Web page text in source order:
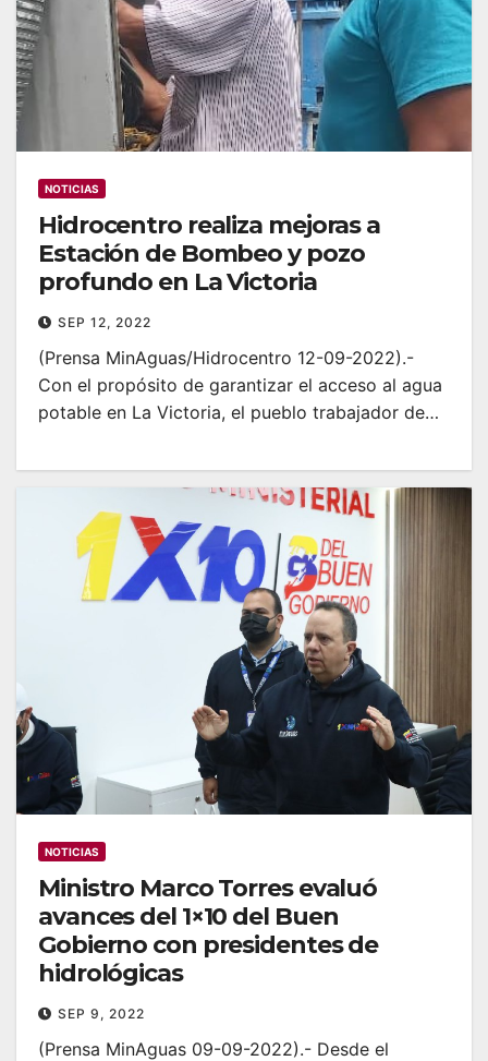
NOTICIAS
Hidrocentro realiza mejoras a
Estación de Bombeo y pozo
profundo en La Victoria
SEP 12, 2022
(Prensa MinAguas/Hidrocentro 12-09-2022).-
Con el propósito de garantizar el acceso al agua
potable en La Victoria, el pueblo trabajador de…
NOTICIAS
Ministro Marco Torres evaluó
avances del 1×10 del Buen
Gobierno con presidentes de
hidrológicas
SEP 9, 2022
(Prensa MinAguas 09-09-2022).- Desde el